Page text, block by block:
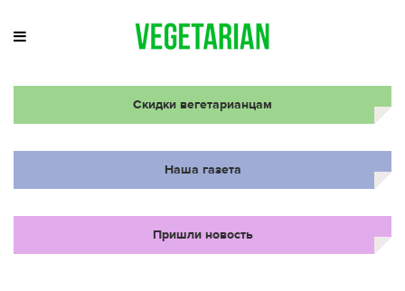
Скидки вегетарианцам
Наша газета
Пришли новость